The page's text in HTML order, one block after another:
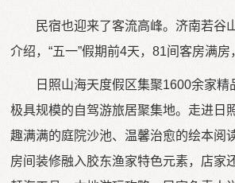
民宿也迎来了客流高峰。济南若谷
介绍，“五一”假期前4天，81间客房满房
日照山海天度假区集聚1600余家精
极具规模的自驾游旅居聚集地。走进日
趣满满的庭院沙池、温馨治愈的绘本阅
房间装修融入胶东渔家特色元素，店家